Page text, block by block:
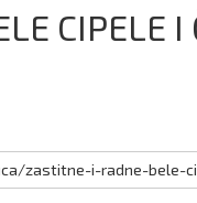
CIPELE I
zastitne-i-radne-bele-